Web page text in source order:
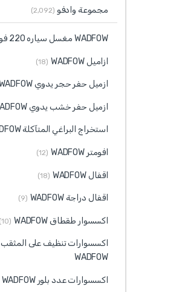
مجموعة وادفو (2٬092)
WADFOW مغسل سياره 220 فولت
ازاميل WADFOW (18)
ازميل حفر حجر يدوي WADFOW
ازميل حفر خشب يدوي WADFOW
استخراج البراغي المتآكلة WADFOW
افومتر WADFOW (12)
اقفال WADFOW (18)
اقفال دراجة WADFOW (9)
اكسسوار طقطاق WADFOW (10)
اكسسوارات تنظيف على المثقب
WADFOW
اكسسوارات عدد بلور WADFOW